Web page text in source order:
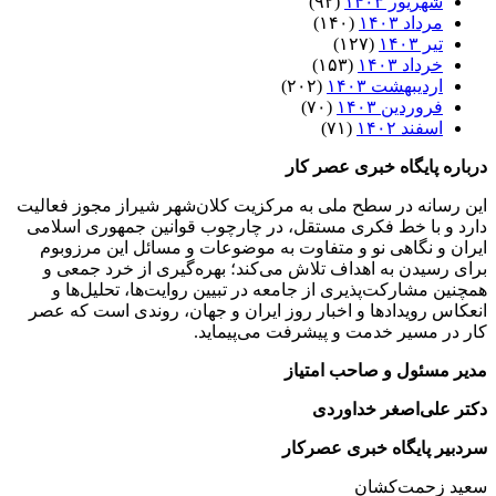
مرداد ۱۴۰۳
(۱۴۰)
تیر ۱۴۰۳
(۱۲۷)
خرداد ۱۴۰۳
(۱۵۳)
اردیبهشت ۱۴۰۳
(۲۰۲)
فروردین ۱۴۰۳
(۷۰)
اسفند ۱۴۰۲
(۷۱)
درباره پایگاه خبری عصر کار
این رسانه در سطح ملی به مرکزیت کلان‌شهر شیراز مجوز فعالیت
دارد و با خط فکری مستقل، در چارچوب قوانین جمهوری اسلامی
ایران و نگاهی نو و متفاوت به موضوعات ‌و مسائل این مرزوبوم
برای رسیدن به اهداف تلاش می‌کند؛ بهره‌گیری از خرد جمعی و
همچنین مشارکت‌پذیری از جامعه در تبیین روایت‌ها، تحلیل‌ها و
انعکاس رویدادها و اخبار روز ایران و جهان، روندی است که عصر
کار در مسیر خدمت و پیشرفت می‌پیماید.
مدیر مسئول و صاحب امتیاز
دکتر علی‌اصغر خداوردی
سردبیر پایگاه خبری عصرکار
سعید زحمت‌کشان